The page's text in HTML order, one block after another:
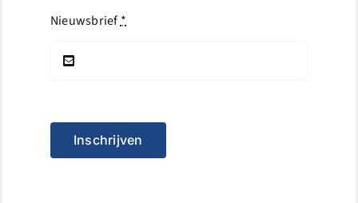
Nieuwsbrief*
Inschrijven